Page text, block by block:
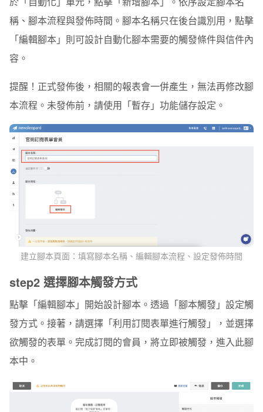
稱、腳本流程與發佈時間。腳本名稱只在後台識別用，點擊
「編輯腳本」則可設計自動化腳本需要的觸發條件與信件內
容。
提醒！正式發佈後，相關的報表會一併產生，無法再修改腳
本流程。未發佈前，請使用「暫存」功能儲存設定。
建立腳本頁面：填寫腳本名稱、編輯腳本流程、設定發佈時間
step2 選擇腳本觸發方式
點擊「編輯腳本」開始設計腳本。透過「腳本觸發」設定觸
發方式。接著，請選擇「利用訂閱表單進行觸發」，並選擇
欲觸發的表單。完成訂閱的會員，將立即被觸發，進入此腳
本中。